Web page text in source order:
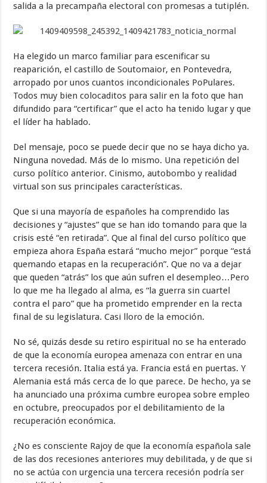
salida a la precampaña electoral con promesas a tutiplén.
Ha elegido un marco familiar para escenificar su
reaparición, el castillo de Soutomaior, en Pontevedra,
arropado por unos cuantos incondicionales PoPulares.
Todos muy bien colocaditos para salir en la foto que han
difundido para “certificar” que el acto ha tenido lugar y que
el líder ha hablado.
Del mensaje, poco se puede decir que no se haya dicho ya.
Ninguna novedad. Más de lo mismo. Una repetición del
curso político anterior. Cinismo, autobombo y realidad
virtual son sus principales características.
Que si una mayoría de españoles ha comprendido las
decisiones y “ajustes” que se han ido tomando para que la
crisis esté “en retirada”. Que al final del curso político que
empieza ahora España estará “mucho mejor” porque “está
quemando etapas en la recuperación”. Que no va a dejar
que queden “atrás” los que aún sufren el desempleo…Pero
lo que me ha llegado al alma, es “la guerra sin cuartel
contra el paro” que ha prometido emprender en la recta
final de su legislatura. Casi lloro de la emoción.
No sé, quizás desde su retiro espiritual no se ha enterado
de que la economía europea amenaza con entrar en una
tercera recesión. Italia está ya. Francia está en puertas. Y
Alemania está más cerca de lo que parece. De hecho, ya se
ha anunciado una próxima cumbre europea sobre empleo
en octubre, preocupados por el debilitamiento de la
recuperación económica.
¿No es consciente Rajoy de que la economía española sale
de las dos recesiones anteriores muy debilitada, y de que si
no se actúa con urgencia una tercera recesión podría ser